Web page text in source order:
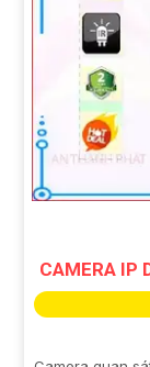
CAMERA IP